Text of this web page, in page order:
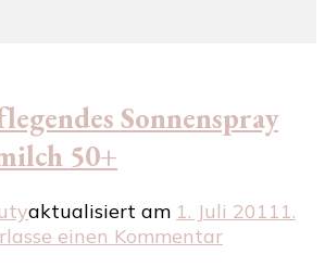
Sonnenspray
50+
aktualisiert am 1. Juli 20111.
einen Kommentarzu